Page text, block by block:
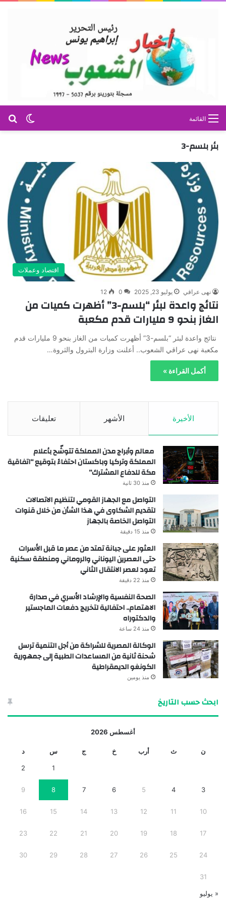
الوضع القائمة
بئر بلسم-3
اقتصاد وعملات
نهى عراقي يوليو 23, 2025 0
12
نتائج واعدة لبئر “بلسم-3” أظهرت كميات من
الغاز بنحو 9 مليارات قدم مكعبة
نتائج واعدة لبئر “بلسم-3” أظهرت كميات من الغاز بنحو 9 مليارات قدم
مكعبة نهى عراقي الشعوب.. أعلنت وزارة البترول والثروة…
أكمل القراءة »
الأخيرة الأشهر تعليقات
معالم وأبراج مدن المملكة تتوشّح بأعلام
المملكة وتركيا وباكستان احتفاءً بتوقيع “اتفاقية
مكة للدفاع المشترك”
منذ 30 ثانية
التواصل مع الجهاز القومي لتنظيم الاتصالات
لتقديم الشكاوى في هذا الشأن من خلال قنوات
التواصل الخاصة بالجهاز
منذ 15 دقيقة
العثور على جبانة تمتد من عصر ما قبل الأسرات
حتى العصرين اليوناني والروماني ومنطقة سكنية
تعود لعصر الانتقال الثاني
منذ 22 دقيقة
الصحة النفسية والإرشاد الأسري في صدارة
الاهتمام.. احتفالية لتخريج دفعات الماجستير
والدكتوراه
منذ 24 ساعة
الوكالة المصرية للشراكة من أجل التنمية ترسل
شحنة ثانية من المساعدات الطبية إلى جمهورية
الكونغو الديمقراطية
منذ يومين
ابحث حسب التاريخ
أغسطس 2026
ن ث أرب خ ج س د
1
2
3
4
5
6
7
8
9
10
11
12
13
14
15
16
17
18
19
20
21
22
23
24
25
26
27
28
29
30
31
« يوليو